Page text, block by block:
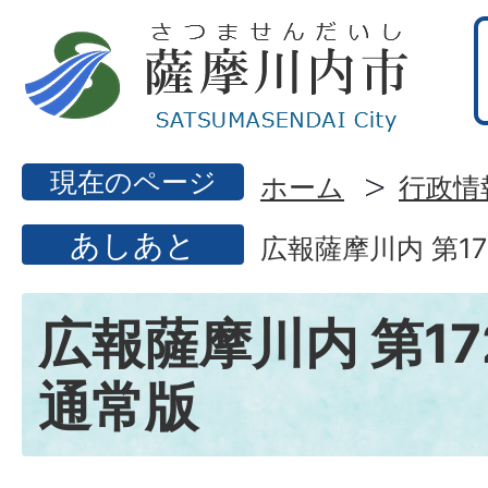
現在のページ ホーム 行政情
あしあと 広報薩摩川内 第
広報薩摩川内 第
通常版